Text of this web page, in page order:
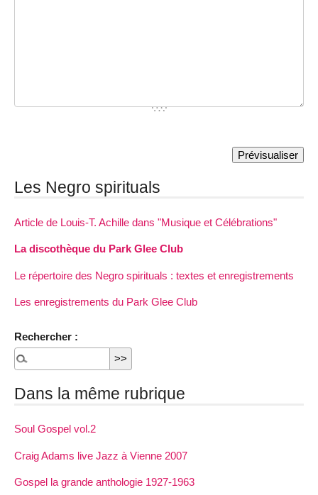
Les Negro spirituals
Article de Louis-T. Achille dans "Musique et Célébrations"
La discothèque du Park Glee Club
Le répertoire des Negro spirituals : textes et enregistrements
Les enregistrements du Park Glee Club
Rechercher :
Dans la même rubrique
Soul Gospel vol.2
Craig Adams live Jazz à Vienne 2007
Gospel la grande anthologie 1927-1963